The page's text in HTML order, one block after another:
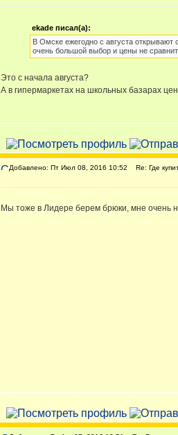
ekade писал(а):
В Омске ежегодно с августа
очень большой выбор и цены не
Это с начала августа?
А в гипермаркетах на школьных базарах
Добавлено: Пт Июл 08, 2016 10:52 Re: Где
Мы тоже в Лидере берем брюки, мне очень